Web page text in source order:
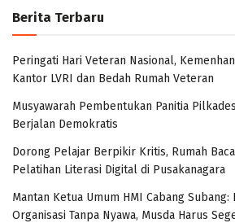
Berita Terbaru
Peringati Hari Veteran Nasional,
Kantor LVRI dan Bedah Rumah Veteran
Musyawarah Pembentukan Panitia
Berjalan Demokratis
Dorong Pelajar Berpikir Kritis, Rumah
Pelatihan Literasi Digital di Pusakanagara
Mantan Ketua Umum HMI Cabang Subang:
Organisasi Tanpa Nyawa, Musda Harus